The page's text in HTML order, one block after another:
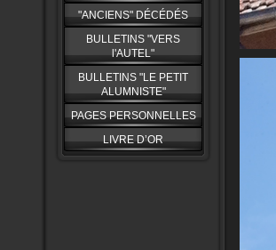
"ANCIENS" DÉCÉDÉS
BULLETINS "VERS
l'AUTEL"
BULLETINS "LE PETIT
ALUMNISTE"
PAGES PERSONNELLES
LIVRE D’OR